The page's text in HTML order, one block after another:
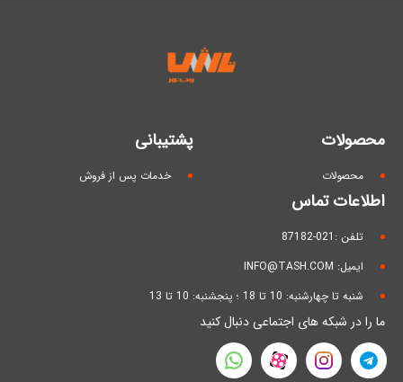
محصولات
محصولات
پشتیبانی
خدمات پس از فروش
اطلاعات تماس
تلفن :021-87182
ایمیل: INFO@TASH.COM
شنبه تا چهارشنبه: 10 تا 18 ؛ پنجشنبه: 10 تا 13
ما را در شبکه های اجتماعی دنبال کنید